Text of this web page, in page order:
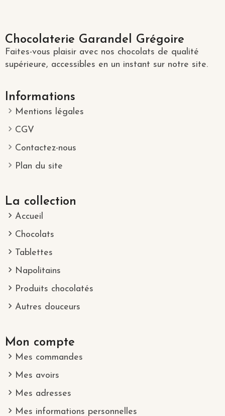
Chocolaterie Garandel Grégoire
Faites-vous plaisir avec nos chocolats de qualité
supérieure, accessibles en un instant sur notre site.
Informations
Mentions légales
CGV
Contactez-nous
Plan du site
La collection
Accueil
Chocolats
Tablettes
Napolitains
Produits chocolatés
Autres douceurs
Mon compte
Mes commandes
Mes avoirs
Mes adresses
Mes informations personnelles